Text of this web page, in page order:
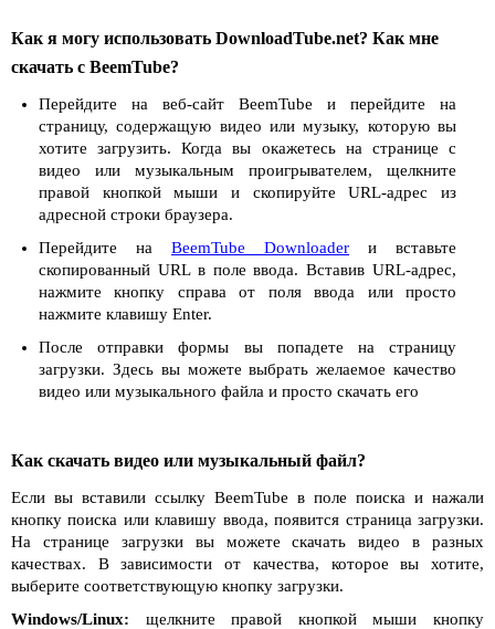
Как я могу использовать DownloadTube.net? Как мне
скачать с BeemTube?
Перейдите на веб-сайт BeemTube и перейдите на
страницу, содержащую видео или музыку, которую вы
хотите загрузить. Когда вы окажетесь на странице с
видео или музыкальным проигрывателем, щелкните
правой кнопкой мыши и скопируйте URL-адрес из
адресной строки браузера.
Перейдите на BeemTube Downloader и вставьте
скопированный URL в поле ввода. Вставив URL-адрес,
нажмите кнопку справа от поля ввода или просто
нажмите клавишу Enter.
После отправки формы вы попадете на страницу
загрузки. Здесь вы можете выбрать желаемое качество
видео или музыкального файла и просто скачать его
Как скачать видео или музыкальный файл?
Если вы вставили ссылку BeemTube в поле поиска и нажали
кнопку поиска или клавишу ввода, появится страница загрузки.
На странице загрузки вы можете скачать видео в разных
качествах. В зависимости от качества, которое вы хотите,
выберите соответствующую кнопку загрузки.
Windows/Linux: щелкните правой кнопкой мыши кнопку